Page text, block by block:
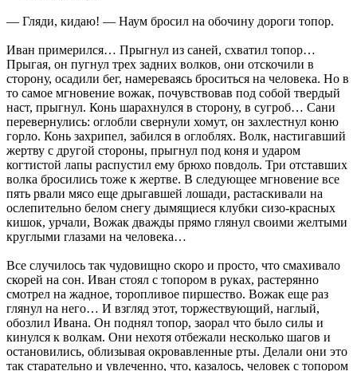
— Гляди, кидаю! — Наум бросил на обочину дороги топор.
Иван примерился… Прыгнул из саней, схватил топор…
Прыгая, он пугнул трех задних волков, они отскочили в
сторону, осадили бег, намереваясь броситься на человека. Но в
то самое мгновение вожак, почувствовав под собой твердый
наст, прыгнул. Конь шарахнулся в сторону, в сугроб… Сани
перевернулись: оглобли свернули хомут, он захлестнул коню
горло. Конь захрипел, забился в оглоблях. Волк, настигавший
жертву с другой стороны, прыгнул под коня и ударом
когтистой лапы распустил ему брюхо повдоль. Три отставших
волка бросились тоже к жертве. В следующее мгновение все
пять рвали мясо еще дрыгавшей лошади, растаскивали на
ослепительно белом снегу дымящиеся клубки сизо-красных
кишок, урчали, Вожак дважды прямо глянул своими желтыми
круглыми глазами на человека…
Все случилось так чудовищно скоро и просто, что смахивало
скорей на сон. Иван стоял с топором в руках, растерянно
смотрел на жадное, торопливое пиршество. Вожак еще раз
глянул на него… И взгляд этот, торжествующий, наглый,
обозлил Ивана. Он поднял топор, заорал что было силы и
кинулся к волкам. Они нехотя отбежали несколько шагов и
остановились, облизывая окровавленные рты. Делали они это
так старательно и увлеченно, что, казалось, человек с топором